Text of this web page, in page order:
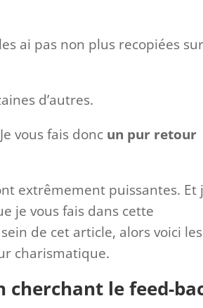
ai pas non plus recopiées sur
d’autres.
vous fais donc un pur retour
extrêmement puissantes. Et
je vous fais dans cette
de cet article, alors voici
charismatique.
le feed-